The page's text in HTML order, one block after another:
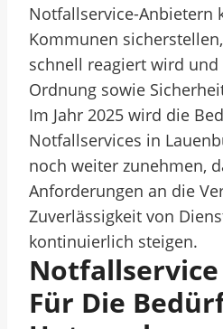
Notfallservice-Anbietern
Kommunen
schnell reagiert wird
Ordnung sowie
Im Jahr 2025 wird die
Notfallservices in
noch weiter zunehmen,
Anforderungen an die
Zuverlässigkeit von
kontinuierlich steigen.
Notfallservice
Für Die